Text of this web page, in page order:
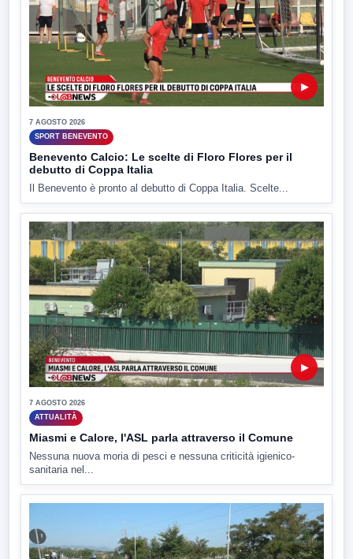
▶
7 AGOSTO 2026
SPORT BENEVENTO
Benevento Calcio: Le scelte di Floro Flores per il
debutto di Coppa Italia
Il Benevento è pronto al debutto di Coppa Italia. Scelte...
▶
7 AGOSTO 2026
ATTUALITÀ
Miasmi e Calore, l'ASL parla attraverso il Comune
Nessuna nuova moria di pesci e nessuna criticità igienico-
sanitaria nel...